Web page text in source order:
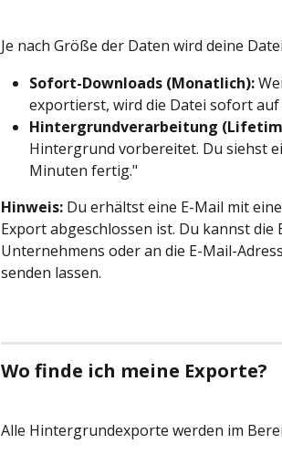
Je nach Größe der Daten wird deine
Sofort-Downloads (Monatlich):
exportierst, wird die Datei sofort
Hintergrundverarbeitung
Hintergrund vorbereitet. Du siehst
Minuten fertig."
Hinweis: Du erhältst eine E-Mail mit
Export abgeschlossen ist. Du kannst die
Unternehmens oder an die E-Mail-
senden lassen.
Wo finde ich meine Exporte?
Alle Hintergrundexporte werden im